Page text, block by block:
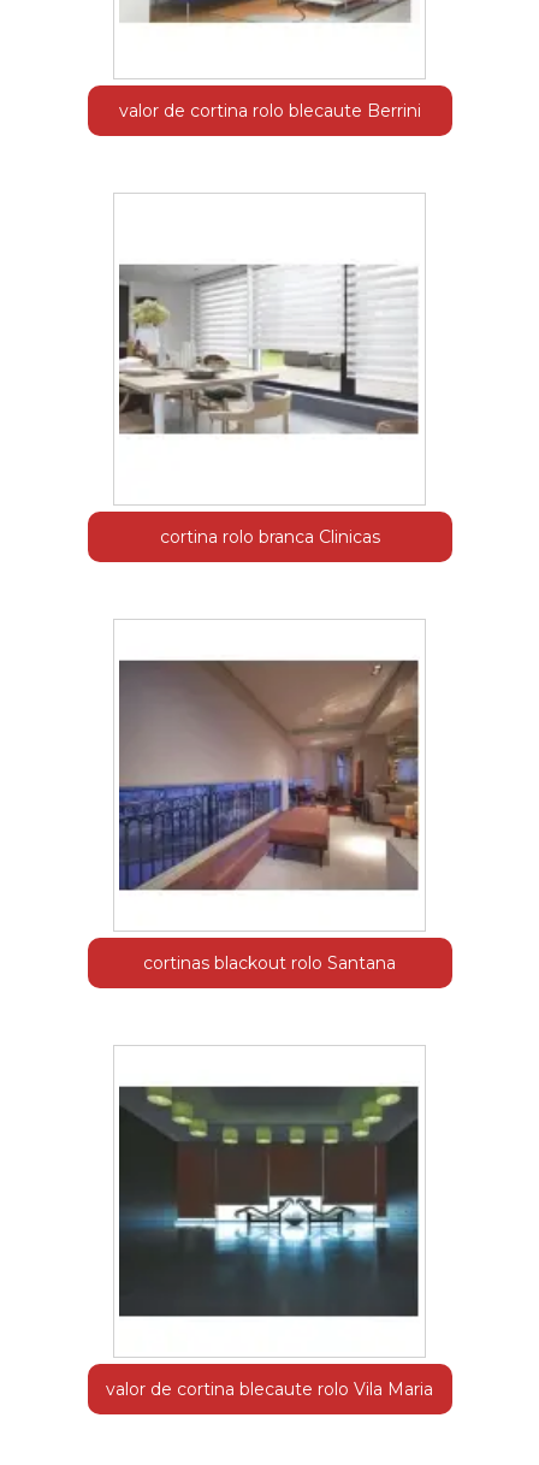
valor de cortina rolo blecaute Berrini
cortina rolo branca Clinicas
cortinas blackout rolo Santana
valor de cortina blecaute rolo Vila Maria